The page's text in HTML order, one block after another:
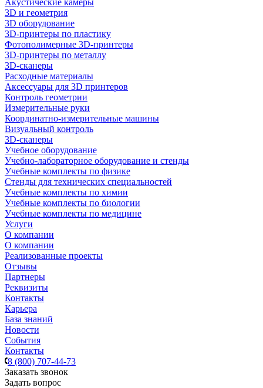
Акустические камеры
3D и геометрия
3D оборудование
3D-принтеры по пластику
Фотополимерные 3D-принтеры
3D-принтеры по металлу
3D-сканеры
Расходные материалы
Аксессуары для 3D принтеров
Контроль геометрии
Измерительные руки
Координатно-измерительные машины
Визуальный контроль
3D-сканеры
Учебное оборудование
Учебно-лабораторное оборудование и стенды
Учебные комплекты по физике
Стенды для технических специальностей
Учебные комплекты по химии
Учебные комплекты по биологии
Учебные комплекты по медицине
Услуги
О компании
О компании
Реализованные проекты
Отзывы
Партнеры
Реквизиты
Контакты
Карьера
База знаний
Новости
События
Контакты
8 (800) 707-44-73
Заказать звонок
Задать вопрос